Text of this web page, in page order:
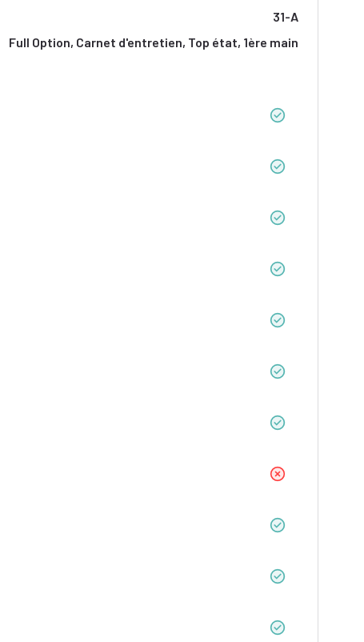
31-A
Full Option, Carnet d'entretien, Top état, 1ère main